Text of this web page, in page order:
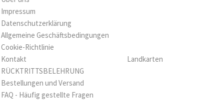
Impressum
Datenschutzerklärung
Allgemeine Geschäftsbedingungen
Cookie-Richtlinie
Kontakt
RÜCKTRITTSBELEHRUNG
Bestellungen und Versand
FAQ - Häufig gestellte Fragen
Landkarten